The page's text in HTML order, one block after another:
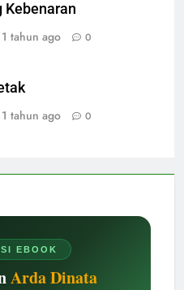
EBOOK
Arda Dinata
Kebenaran
1 tahun ago 0
1 tahun ago 0